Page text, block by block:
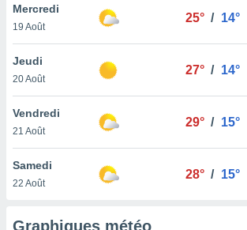
notre
que
et que
Mercredi
19 Août
25° / 14°
Jeudi
20 Août
27° / 14°
Vendredi
21 Août
29° / 15°
Samedi
22 Août
28° / 15°
Graphiques météo